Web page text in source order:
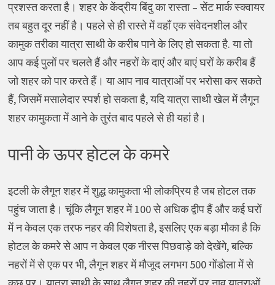
प्रशस्त करता है। शहर के केंद्रीय बिंदु का रास्ता – सेंट मार्क स्क्वायर
तब बहुत दूर नहीं है। पहले से ही रास्ते में वहाँ एक संवेदनशील और
कामुक तरीका यात्रा साथी के करीब पाने के लिए हो सकता है. या तो
आप कई पुलों पर चलते हैं और नहरों के दाएं और बाएं घरों के करीब हैं
जो शहर को पार करते हैं। या आप नाव यात्राओं पर भरोसा कर सकते
हैं, जिसमें मसालेदार स्पर्श हो सकता है, यदि यात्रा साथी खेल में लैगून
शहर कामुकता में आने के तुरंत बाद पहले से ही यहां है।
पानी के ऊपर होटल के कमरे
इटली के लैगून शहर में शुद्ध कामुकता भी लोकप्रिय है जब होटल तक
पहुंच जाता है। चूंकि लैगून शहर में 100 से अधिक द्वीप हैं और कई घरों
में न केवल एक तरफ नहर की विशेषता है, इसलिए एक बड़ा मौका है कि
होटल के कमरे से आप न केवल एक नीरस पिछवाड़े को देखेंगे, बल्कि
नहरों में से एक पर भी, लैगून शहर में मौजूद लगभग 500 गोंडोला में से